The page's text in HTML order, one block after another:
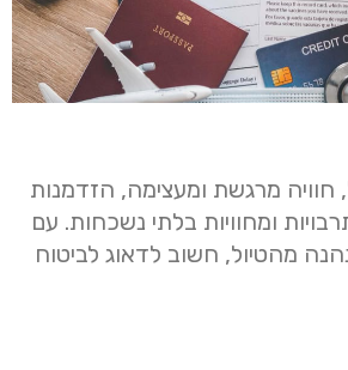
חוויה מרגשת ומעצימה, הזדמנות
ומחוויות בלתי נשכחות. עם
מהטיול, חשוב לדאוג לביטוח